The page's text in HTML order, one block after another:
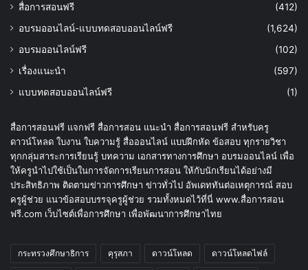
สื่อการสอนฟรี
(412)
อบรมออนไลน์-แบบทดสอบออนไลน์ฟรี
(1,624)
อบรมออนไลน์ฟรี
(102)
เรื่องแนะนำ
(597)
แบบทดสอบออนไลน์ฟรี
(1)
สื่อการสอนฟรี แจกฟรี สื่อการสอน แนะนำ สื่อการสอนฟรี สำหรับครู
ดาวน์โหลด ใบงาน ใบความรู้ สื่อออนไลน์ แบบฝึกหัด ข้อสอบ ทุกรายวิชา
ทุกกลุ่มสาระการเรียนรู้ บทความ เอกสารทางการศึกษา อบรมออนไลน์ เพื่อ
ให้ครูนำไปใช้เป็นในการจัดการเรียนการสอน ให้กับนักเรียนได้อย่างมี
ประสิทธิภาพ ติดตามข่าวการศึกษา ข่าวทั่วไป อัพเดททันต่อเหตุการณ์ สอบ
ครูผู้ช่วย แนวข้อสอบบรรจุครูผู้ช่วย รวมทั้งหมดไว้ที่นี่ www.สื่อการสอน
ฟรี.com เว็บไซต์เพื่อการศึกษา เพื่อพัฒนาการศึกษาไทย
กระทรวงศึกษาธิการ คุรุสภา ดาวน์โหลด ดาวน์โหลดไฟล์